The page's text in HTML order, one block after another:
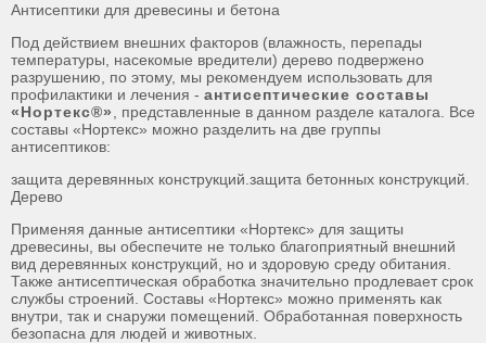
Антисептики для древесины и бетона
Под действием внешних факторов (влажность, перепады
температуры, насекомые вредители) дерево подвержено
разрушению, по этому, мы рекомендуем использовать для
профилактики и лечения - антисептические составы
«Нортекс®»
, представленные в данном разделе каталога. Все
составы «Нортекс» можно разделить на две группы
антисептиков:
защита деревянных конструкций.защита бетонных конструкций.
Дерево
Применяя данные антисептики «Нортекс» для защиты
древесины, вы обеспечите не только благоприятный внешний
вид деревянных конструкций, но и здоровую среду обитания.
Также антисептическая обработка значительно продлевает срок
службы строений. Составы «Нортекс» можно применять как
внутри, так и снаружи помещений. Обработанная поверхность
безопасна для людей и животных.